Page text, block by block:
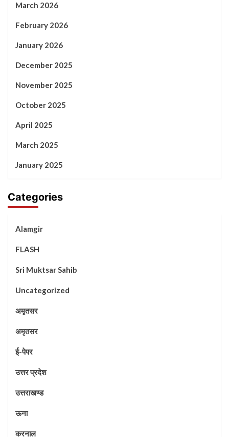
March 2026
February 2026
January 2026
December 2025
November 2025
October 2025
April 2025
March 2025
January 2025
Categories
Alamgir
FLASH
Sri Muktsar Sahib
Uncategorized
अमृतसर
अमृतसर
ई-पेपर
उत्तर प्रदेश
उत्तराखण्ड
ऊना
करनाल